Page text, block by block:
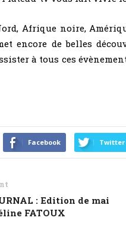
Afrique noire,
encore de belles
à tous ces
Facebook Twitter
: Edition de mai
FATOUX